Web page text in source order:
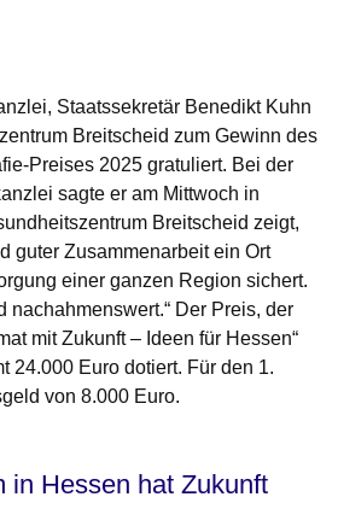
Staatssekretär Benedikt Kuhn
Breitscheid zum Gewinn des
Preises 2025 gratuliert. Bei der
sagte er am Mittwoch in
Breitscheid zeigt,
guter Zusammenarbeit ein Ort
einer ganzen Region sichert.
nachahmenswert.“ Der Preis, der
mit Zukunft – Ideen für Hessen“
24.000 Euro dotiert. Für den 1.
von 8.000 Euro.
in Hessen hat Zukunft